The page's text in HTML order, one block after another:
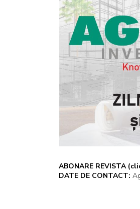
ABONARE REVISTA
DATE DE CONTACT: